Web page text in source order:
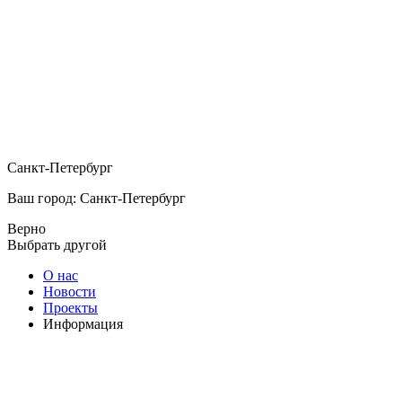
Санкт-Петербург
Ваш город: Санкт-Петербург
Верно
Выбрать другой
О нас
Новости
Проекты
Информация